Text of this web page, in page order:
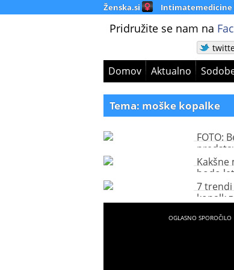
Ženska.si Intimatemedicine
Pridružite se nam na
Domov Aktualno
Tema: moške kopalke
FOTO:
moških
Kakšne
bodo
7
kopalk